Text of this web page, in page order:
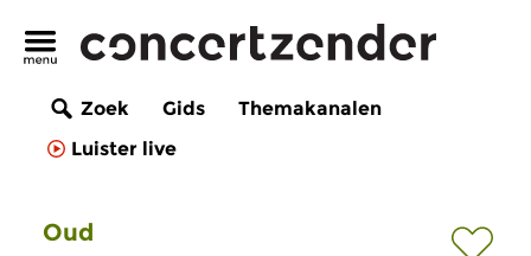
Zoek Gids
Themakanalen
Luister live
Oud